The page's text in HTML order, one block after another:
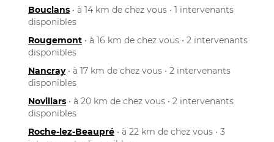
Bouclans • à 14 km de chez vous • 1 intervenants
disponibles
Rougemont • à 16 km de chez vous • 2 intervenants
disponibles
Nancray• à 17 km de chez vous • 2 intervenants
disponibles
Novillars • à 20 km de chez vous • 2 intervenants
disponibles
Roche-lez-Beaupré • à 22 km de chez vous • 3